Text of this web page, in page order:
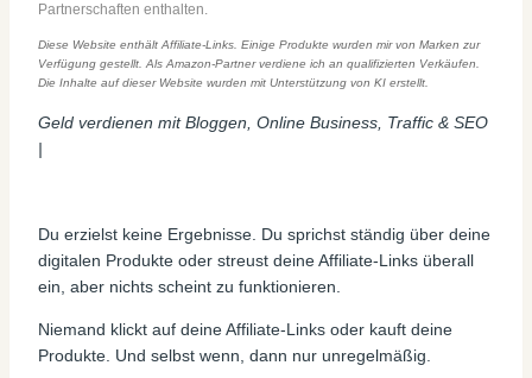
Partnerschaften enthalten.
Diese Website enthält Affiliate-Links. Einige Produkte wurden mir von Marken zur
Verfügung gestellt. Als Amazon-Partner verdiene ich an qualifizierten Verkäufen.
Die Inhalte auf dieser Website wurden mit Unterstützung von KI erstellt.
Geld verdienen mit Bloggen, Online Business, Traffic & SEO
|
Du erzielst keine Ergebnisse. Du sprichst ständig über deine
digitalen Produkte oder streust deine Affiliate-Links überall
ein, aber nichts scheint zu funktionieren.
Niemand klickt auf deine Affiliate-Links oder kauft deine
Produkte. Und selbst wenn, dann nur unregelmäßig.